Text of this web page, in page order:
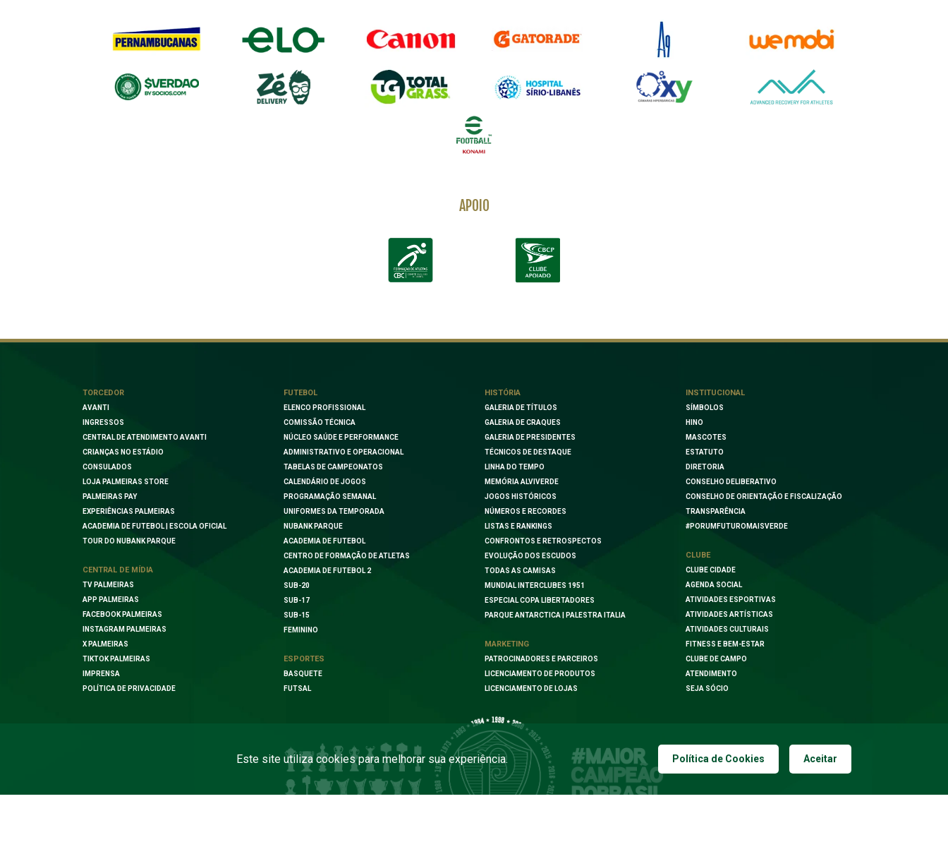
APOIO
TORCEDOR
AVANTI
INGRESSOS
CENTRAL DE ATENDIMENTO AVANTI
CRIANÇAS NO ESTÁDIO
CONSULADOS
LOJA PALMEIRAS STORE
PALMEIRAS PAY
EXPERIÊNCIAS PALMEIRAS
ACADEMIA DE FUTEBOL | ESCOLA OFICIAL
TOUR DO NUBANK PARQUE
CENTRAL DE MÍDIA
TV PALMEIRAS
APP PALMEIRAS
FACEBOOK PALMEIRAS
INSTAGRAM PALMEIRAS
X PALMEIRAS
TIKTOK PALMEIRAS
IMPRENSA
POLÍTICA DE PRIVACIDADE
FUTEBOL
ELENCO PROFISSIONAL
COMISSÃO TÉCNICA
NÚCLEO SAÚDE E PERFORMANCE
ADMINISTRATIVO E OPERACIONAL
TABELAS DE CAMPEONATOS
CALENDÁRIO DE JOGOS
PROGRAMAÇÃO SEMANAL
UNIFORMES DA TEMPORADA
NUBANK PARQUE
ACADEMIA DE FUTEBOL
CENTRO DE FORMAÇÃO DE ATLETAS
ACADEMIA DE FUTEBOL 2
SUB-20
SUB-17
SUB-15
FEMININO
ESPORTES
BASQUETE
FUTSAL
HISTÓRIA
GALERIA DE TÍTULOS
GALERIA DE CRAQUES
GALERIA DE PRESIDENTES
TÉCNICOS DE DESTAQUE
LINHA DO TEMPO
MEMÓRIA ALVIVERDE
JOGOS HISTÓRICOS
NÚMEROS E RECORDES
LISTAS E RANKINGS
CONFRONTOS E RETROSPECTOS
EVOLUÇÃO DOS ESCUDOS
TODAS AS CAMISAS
MUNDIAL INTERCLUBES 1951
ESPECIAL COPA LIBERTADORES
PARQUE ANTARCTICA | PALESTRA ITALIA
MARKETING
PATROCINADORES E PARCEIROS
LICENCIAMENTO DE PRODUTOS
LICENCIAMENTO DE LOJAS
INSTITUCIONAL
SÍMBOLOS
HINO
MASCOTES
ESTATUTO
DIRETORIA
CONSELHO DELIBERATIVO
CONSELHO DE ORIENTAÇÃO E FISCALIZAÇÃO
TRANSPARÊNCIA
#PORUMFUTUROMAISVERDE
CLUBE
CLUBE CIDADE
AGENDA SOCIAL
ATIVIDADES ESPORTIVAS
ATIVIDADES ARTÍSTICAS
ATIVIDADES CULTURAIS
FITNESS E BEM-ESTAR
CLUBE DE CAMPO
ATENDIMENTO
SEJA SÓCIO
Este site utiliza cookies para melhorar sua experiência. Política de Cookies Aceitar